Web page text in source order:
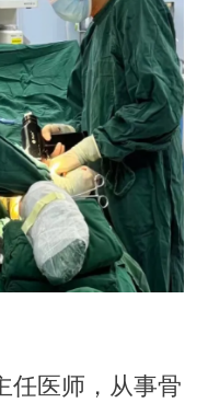
任医师，从事骨